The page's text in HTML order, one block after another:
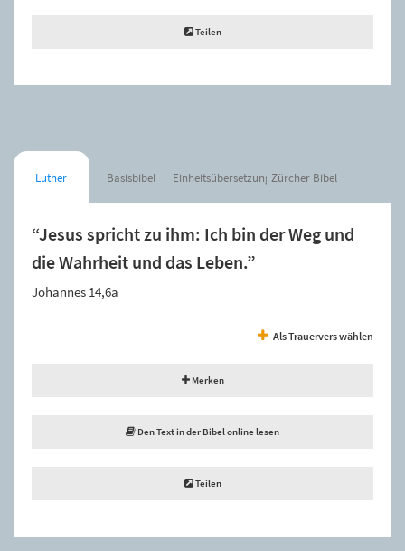
Teilen
Luther Basisbibel Einheitsübersetzung Zürcher Bibel
“Jesus spricht zu ihm: Ich bin der Weg und
die Wahrheit und das Leben.”
Johannes 14,6a
Als Trauervers wählen
Merken
Den Text in der Bibel online lesen
Teilen